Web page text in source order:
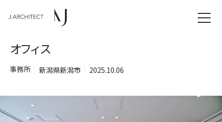
TOP
NEWS
オフィス
事務所 新潟県新潟市 2025.10.06